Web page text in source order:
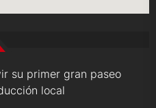
su primer gran paseo
local